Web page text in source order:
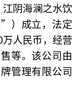
阴海澜之水饮
）成立，法定
人民币，经营
等。该公司由
管理有限公司